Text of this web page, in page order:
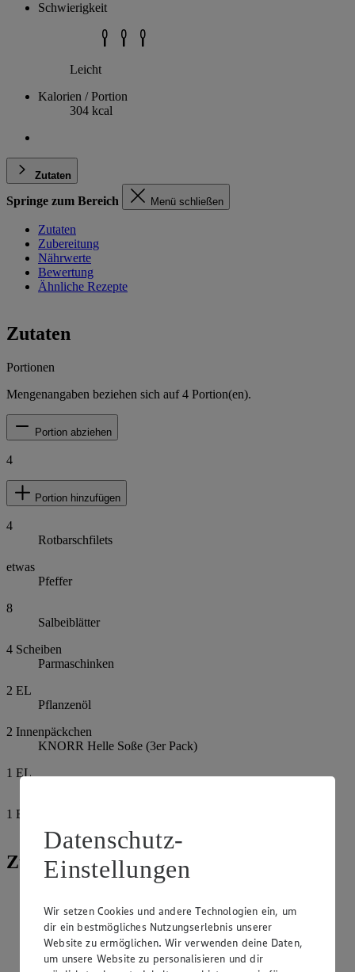
Schwierigkeit
Leicht
Kalorien / Portion
304 kcal
Zutaten
Springe zum Bereich Menü schließen
Zutaten
Zubereitung
Nährwerte
Bewertung
Ähnliche Rezepte
Zutaten
Portionen
Mengenangaben beziehen sich auf4 Portion(en).
Portion abziehen
4
Portion hinzufügen
4
Rotbarschfilets
etwas
Pfeffer
8
Salbeiblätter
4 Scheiben
Parmaschinken
2 EL
Pflanzenöl
2 Innenpäckchen
KNORR Helle Soße (3er Pack)
1 EL
1 EL
Schnittlauchröllchen
Zubereitung
trocken tupfen. Mit Pfeffer würzen und jedes Filet mit 2
Salbeiblättern belegen. Parmaschinkenscheiben der Länge
nach halbieren. Filets mit je 2 Parmaschinkenstreifen
Datenschutz-
Einstellungen
Wir setzen Cookies und andere Technologien ein, um
dir ein bestmögliches Nutzungserlebnis unserer
Website zu ermöglichen. Wir verwenden deine Daten,
um unsere Website zu personalisieren und dir